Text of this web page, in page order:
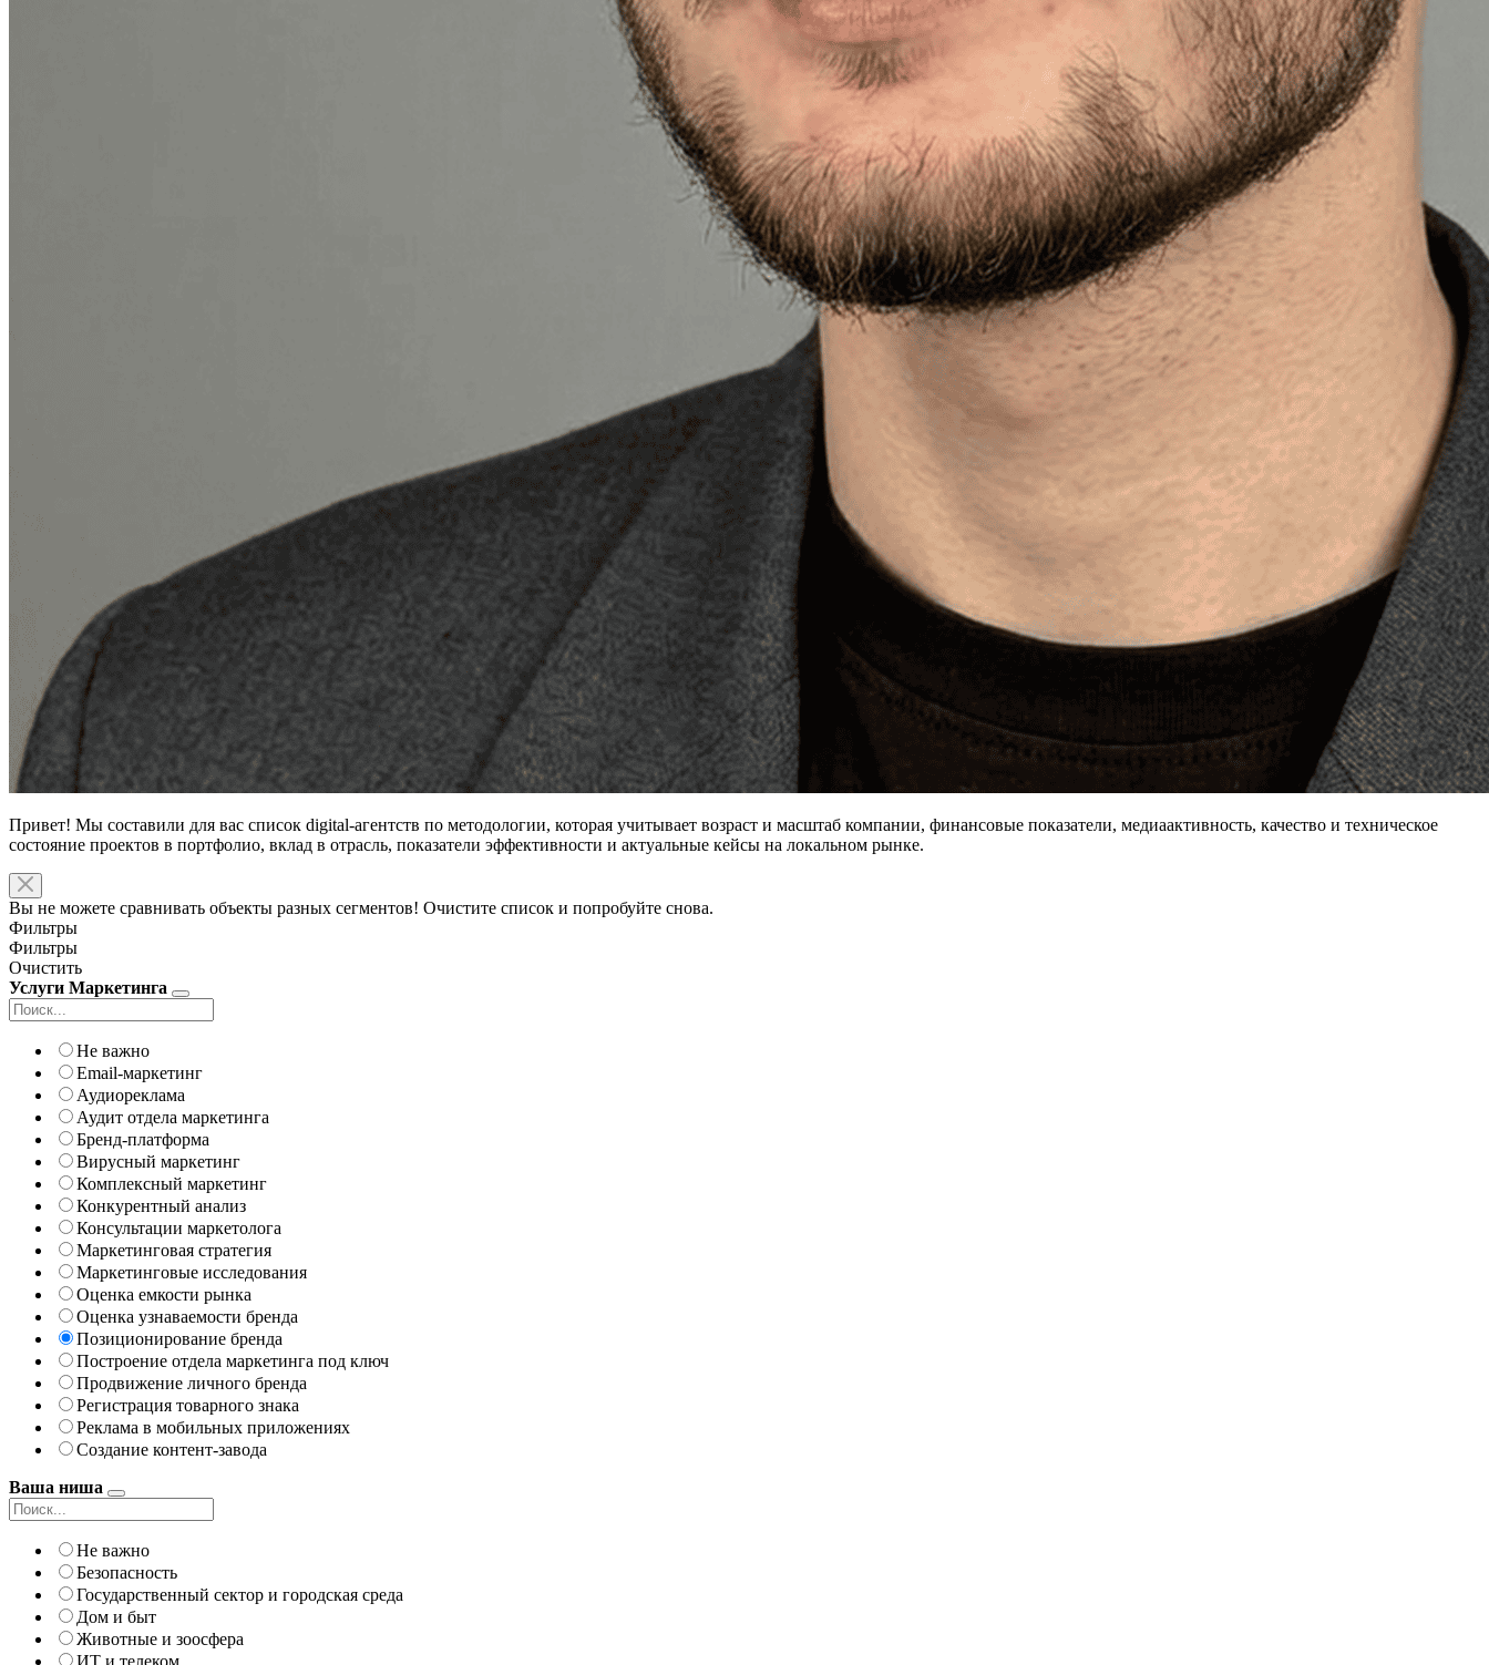
Привет! Мы составили для вас список digital-агентств по методологии, которая учитывает возраст и масштаб компании, финансовые показатели, медиаактивность, качество и техническое
состояние проектов в портфолио, вклад в отрасль, показатели эффективности и актуальные кейсы на локальном рынке.
Вы не можете сравнивать объекты разных сегментов! Очистите список и попробуйте снова.
Фильтры
Фильтры
Очистить
Услуги Маркетинга
Не важно
Email-маркетинг
Аудиореклама
Аудит отдела маркетинга
Бренд-платформа
Вирусный маркетинг
Комплексный маркетинг
Конкурентный анализ
Консультации маркетолога
Маркетинговая стратегия
Маркетинговые исследования
Оценка емкости рынка
Оценка узнаваемости бренда
Позиционирование бренда
Построение отдела маркетинга под ключ
Продвижение личного бренда
Регистрация товарного знака
Реклама в мобильных приложениях
Создание контент-завода
Ваша ниша
Не важно
Безопасность
Государственный сектор и городская среда
Дом и быт
Животные и зоосфера
ИТ и телеком